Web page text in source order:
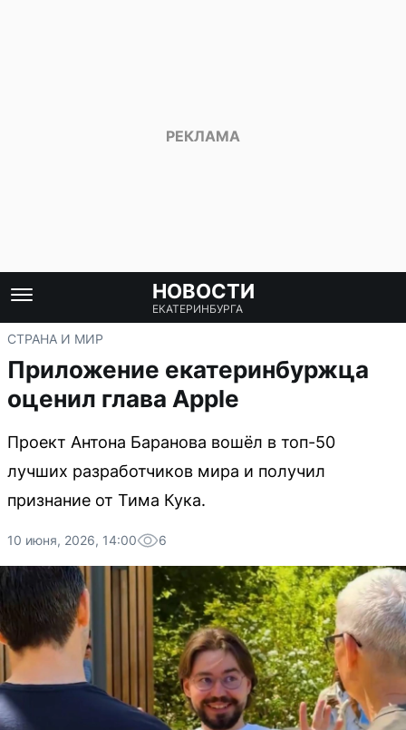
НОВОСТИ
ЕКАТЕРИНБУРГА
СТРАНА И МИР
Приложение екатеринбуржца
оценил глава Apple
Проект Антона Баранова вошёл в топ-50
лучших разработчиков мира и получил
признание от Тима Кука.
10 июня, 2026, 14:00 6